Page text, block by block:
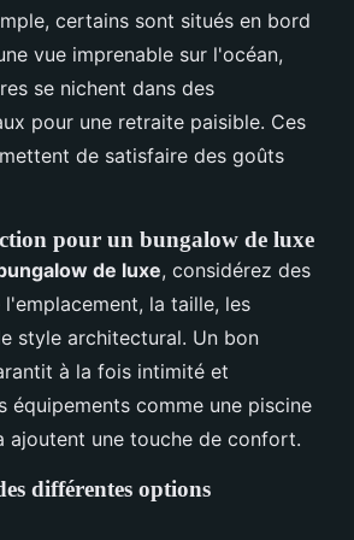
certains sont situés en bord
vue imprenable sur l'océan,
se nichent dans des
pour une retraite paisible. Ces
de satisfaire des goûts
pour un bungalow de luxe
de luxe, considérez des
la taille, les
style architectural. Un bon
à la fois intimité et
équipements comme une piscine
ajoutent une touche de confort.
différentes options